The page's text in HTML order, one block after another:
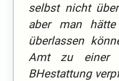
selbst nicht
aber man
überlassen
Amt zu einer
BHestattung